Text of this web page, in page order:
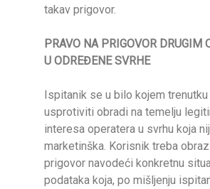
takav prigovor.
PRAVO NA PRIGOVOR DRUGIM
U ODREĐENE SVRHE
Ispitanik se u bilo kojem
usprotiviti obradi na temelju
interesa operatera u svrhu koja
marketinška. Korisnik treba
prigovor navodeći konkretnu
podataka koja, po mišljenju